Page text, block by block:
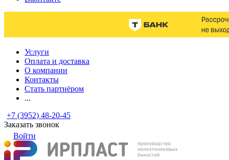
Услуги
Оплата и доставка
О компании
Контакты
Стать партнёром
...
+7 (3952) 48-20-45
Заказать звонок
Войти